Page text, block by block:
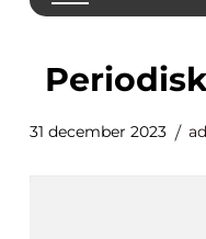
31 december 2023